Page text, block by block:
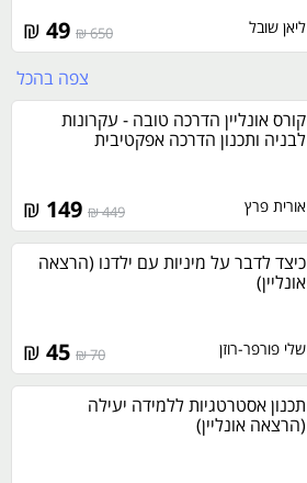
ליאן שובל 650 ₪
₪
צפה בהכל
קורס אונליין הדרכה טובה - עקרונות
לבניה ותכנון הדרכה אפקטיבית
אורית פרץ 449 ₪
₪
כיצד לדבר על מיניות עם ילדנו (הרצאה
אונליין)
שלי פורפר-רוזן 70 ₪
₪
תכנון אסטרטגיות ללמידה יעילה
(הרצאה אונליין)